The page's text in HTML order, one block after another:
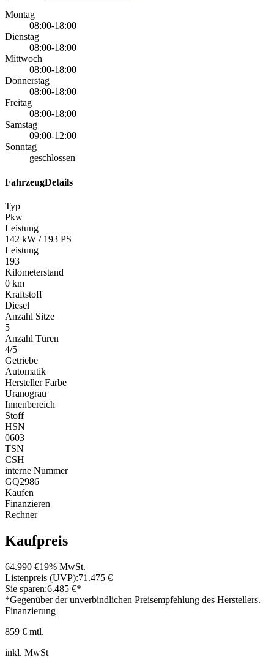
Montag
08:00-18:00
Dienstag
08:00-18:00
Mittwoch
08:00-18:00
Donnerstag
08:00-18:00
Freitag
08:00-18:00
Samstag
09:00-12:00
Sonntag
geschlossen
FahrzeugDetails
Typ
Pkw
Leistung
142 kW / 193 PS
Leistung
193
Kilometerstand
0 km
Kraftstoff
Diesel
Anzahl Sitze
5
Anzahl Türen
4/5
Getriebe
Automatik
Hersteller Farbe
Uranograu
Innenbereich
Stoff
HSN
0603
TSN
CSH
interne Nummer
GQ2986
Kaufen
Finanzieren
Rechner
Kaufpreis
64.990 €19% MwSt.
Listenpreis (UVP):71.475 €
Sie sparen:6.485 €*
*Gegenüber der unverbindlichen Preisempfehlung des Herstellers.
Finanzierung
859 € mtl.
inkl. MwSt